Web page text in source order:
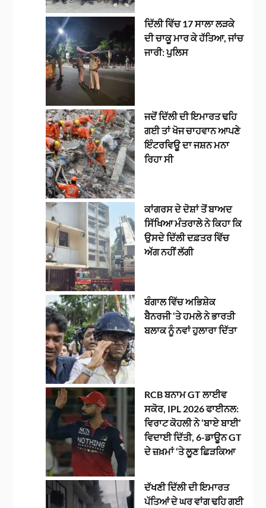
ਦਿੱਲੀ ਵਿੱਚ 17 ਸਾਲਾ ਲੜਕੇ
ਦੀ ਚਾਕੂ ਮਾਰ ਕੇ ਹੱਤਿਆ, ਜਾਂਚ
ਜਾਰੀ: ਪੁਲਿਸ
ਜਦੋਂ ਦਿੱਲੀ ਦੀ ਇਮਾਰਤ ਢਹਿ
ਗਈ ਤਾਂ ਖੋਜ ਚਾਹਵਾਨ ਆਪਣੇ
ਇੰਟਰਵਿਊ ਦਾ ਜਸ਼ਨ ਮਨਾ
ਰਿਹਾ ਸੀ
ਕਾਂਗਰਸ ਦੇ ਦੋਸ਼ਾਂ ਤੋਂ ਬਾਅਦ
ਸਿੱਖਿਆ ਮੰਤਰਾਲੇ ਨੇ ਕਿਹਾ ਕਿ
ਉਸਦੇ ਦਿੱਲੀ ਦਫ਼ਤਰ ਵਿੱਚ
ਅੱਗ ਨਹੀਂ ਲੱਗੀ
ਬੰਗਾਲ ਵਿੱਚ ਅਭਿਸ਼ੇਕ
ਬੈਨਰਜੀ ‘ਤੇ ਹਮਲੇ ਨੇ ਭਾਰਤੀ
ਬਲਾਕ ਨੂੰ ਨਵਾਂ ਹੁਲਾਰਾ ਦਿੱਤਾ
RCB ਬਨਾਮ GT ਲਾਈਵ
ਸਕੋਰ, IPL 2026 ਫਾਈਨਲ:
ਵਿਰਾਟ ਕੋਹਲੀ ਨੇ ‘ਬਾਏ ਬਾਈ’
ਵਿਦਾਈ ਦਿੱਤੀ, 6-ਡਾਊਨ GT
ਦੇ ਜ਼ਖ਼ਮਾਂ ‘ਤੇ ਲੂਣ ਛਿੜਕਿਆ
ਦੱਖਣੀ ਦਿੱਲੀ ਦੀ ਇਮਾਰਤ
ਪੱਤਿਆਂ ਦੇ ਘਰ ਵਾਂਗ ਢਹਿ ਗਈ